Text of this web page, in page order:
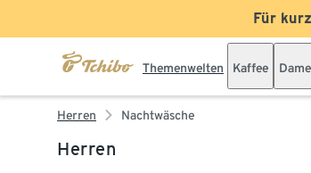
Für
Themenwelten Kaffee
Herren Nachtwäsche
Herren